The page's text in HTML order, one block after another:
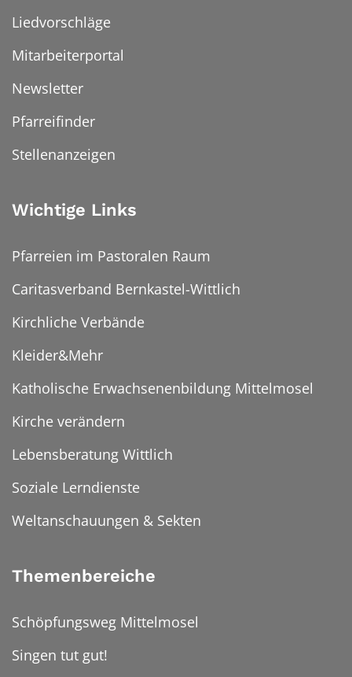
Liedvorschläge
Mitarbeiterportal
Newsletter
Pfarreifinder
Stellenanzeigen
Wichtige Links
Pfarreien im Pastoralen Raum
Caritasverband Bernkastel-Wittlich
Kirchliche Verbände
Kleider&Mehr
Katholische Erwachsenenbildung Mittelmosel
Kirche verändern
Lebensberatung Wittlich
Soziale Lerndienste
Weltanschauungen & Sekten
Themenbereiche
Schöpfungsweg Mittelmosel
Singen tut gut!